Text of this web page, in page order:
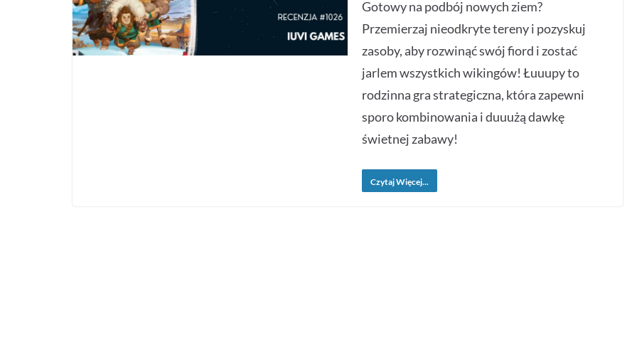
Gotowy na podbój nowych ziem?
Przemierzaj nieodkryte tereny i pozyskuj
zasoby, aby rozwinąć swój fiord i zostać
jarlem wszystkich wikingów! Łuuupy to
rodzinna gra strategiczna, która zapewni
sporo kombinowania i duuużą dawkę
świetnej zabawy!
Czytaj Więcej...